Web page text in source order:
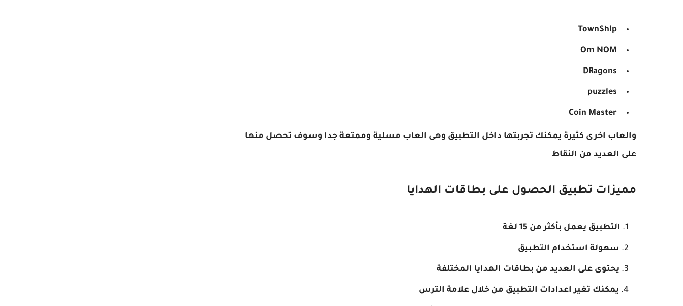
TownShip
Om NOM
DRagons
puzzles
Coin Master
والعاب اخرى كثيرة يمكنك تجربتها داخل التطبيق وهى العاب مسلية وممتعة جدا وسوف تحصل منها
على العديد من النقاط
مميزات تطبيق الحصول على بطاقات الهدايا
التطبيق يعمل بأكثر من 15 لغة
سهولة استخدام التطبيق
يحتوى على العديد من بطاقات الهدايا المختلفة
يمكنك تغير اعدادات التطبيق من خلال علامة الترس